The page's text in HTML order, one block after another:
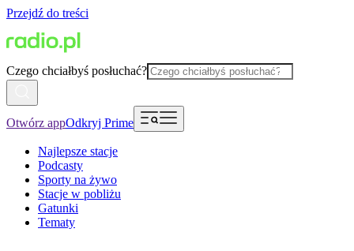
Przejdź do treści
Czego chciałbyś posłuchać?
Otwórz appOdkryj Prime
Najlepsze stacje
Podcasty
Sporty na żywo
Stacje w pobliżu
Gatunki
Tematy